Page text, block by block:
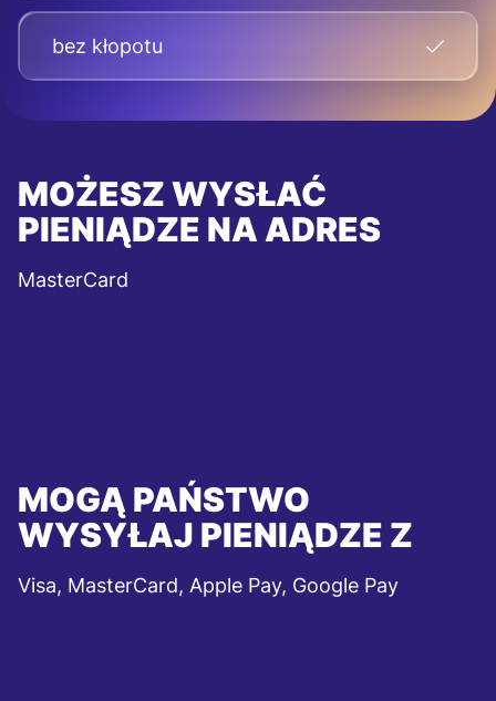
bez kłopotu
MOŻESZ WYSŁAĆ
PIENIĄDZE NA ADRES
MasterCard
MOGĄ PAŃSTWO
WYSYŁAJ PIENIĄDZE Z
Visa, MasterCard, Apple Pay, Google Pay